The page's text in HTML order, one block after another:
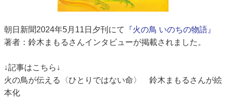
朝日新聞2024年5月11日夕刊にて
『火の鳥 いのちの物語』
著者：鈴木まもるさんインタビューが掲載されました。
↓記事はこちら↓
火の鳥が伝える〈ひとりではない命〉 鈴木まもるさんが絵
本化